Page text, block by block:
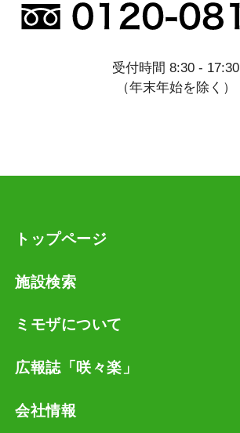
受付時間 8:30 - 17:30
（年末年始を除く）
トップページ
施設検索
ミモザについて
広報誌「咲々楽」
会社情報